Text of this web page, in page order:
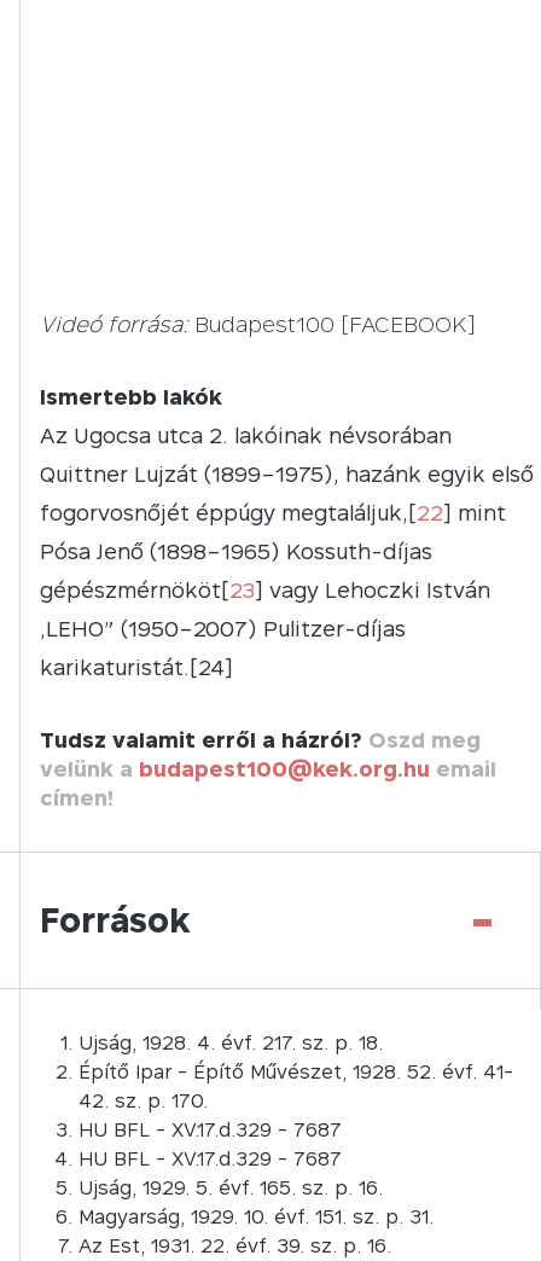
Videó forrása:Budapest100 [FACEBOOK]
Ismertebb lakók
Az Ugocsa utca 2. lakóinak névsorában
Quittner Lujzát (1899–1975), hazánk egyik első
fogorvosnőjét éppúgy megtaláljuk,[22] mint
Pósa Jenő (1898–1965) Kossuth-díjas
gépészmérnököt[23] vagy Lehoczki István
„LEHO” (1950–2007) Pulitzer-díjas
karikaturistát.[24]
Tudsz valamit erről a házról? Oszd meg
velünk a budapest100@kek.org.hu email
címen!
Források -
Ujság, 1928. 4. évf. 217. sz. p. 18.
Építő Ipar - Építő Művészet, 1928. 52. évf. 41-
42. sz. p. 170.
HU BFL - XV.17.d.329 - 7687
HU BFL - XV.17.d.329 - 7687
Ujság, 1929. 5. évf. 165. sz. p. 16.
Magyarság, 1929. 10. évf. 151. sz. p. 31.
Az Est, 1931. 22. évf. 39. sz. p. 16.